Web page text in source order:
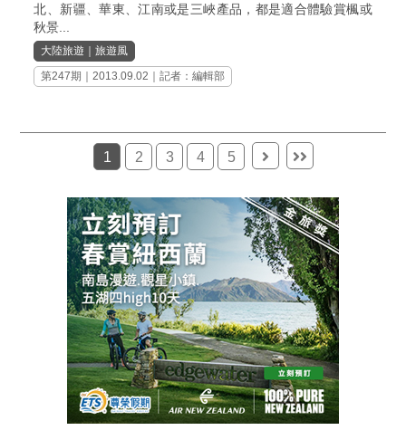
北、新疆、華東、江南或是三峽產品，都是適合體驗賞楓或
秋景...
大陸旅遊 ｜旅遊風
第247期
｜2013.09.02｜記者：編輯部
1 2 3 4 5